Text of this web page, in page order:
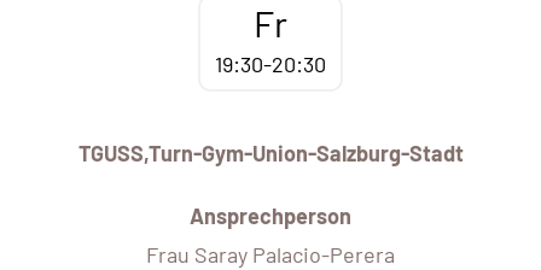
Fr
19:30-20:30
TGUSS,Turn-Gym-Union-Salzburg-Stadt
Ansprechperson
Frau Saray Palacio-Perera